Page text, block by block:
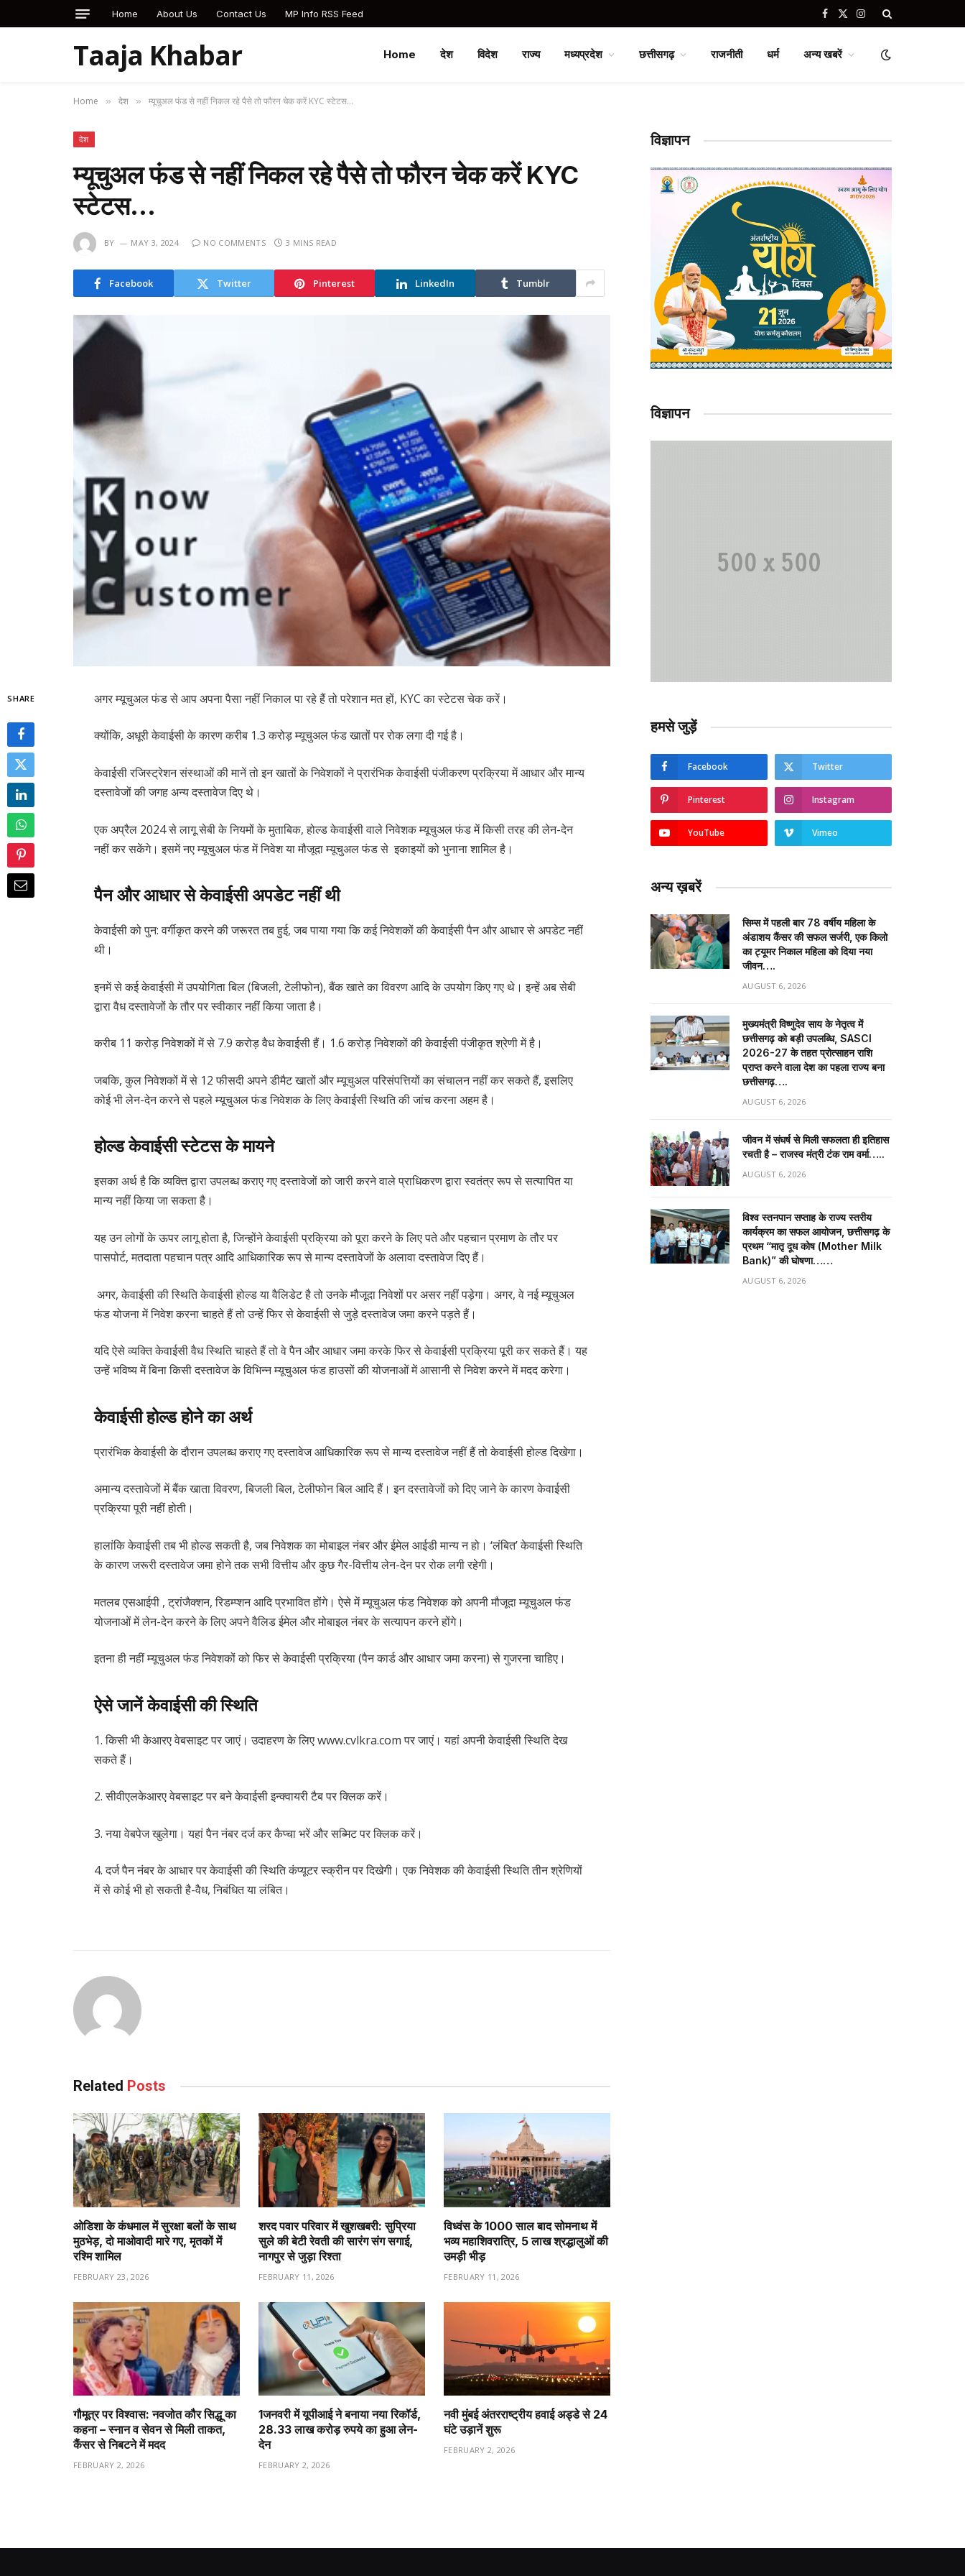
Home About Us Contact Us MP Info RSS Feed Facebook
X
Instagram
Taaja Khabar Home देश विदेश राज्य मध्यप्रदेश छत्तीसगढ़ राजनीती धर्म अन्य खबरें
Home » देश » म्यूचुअल फंड से नहीं निकल रहे पैसे तो फौरन चेक करें KYC स्टेटस…
देश
म्यूचुअल फंड से नहीं निकल रहे पैसे तो फौरन चेक करें KYC
स्टेटस…
BY MAY 3, 2024 NO COMMENTS 3 MINS READ
Facebook Twitter Pinterest LinkedIn Tumblr
SHARE अगर म्यूचुअल फंड से आप अपना पैसा नहीं निकाल पा रहे हैं तो परेशान मत हों, KYC का स्टेटस चेक करें।
क्योंकि, अधूरी केवाईसी के कारण करीब 1.3 करोड़ म्यूचुअल फंड खातों पर रोक लगा दी गई है।
केवाईसी रजिस्ट्रेशन संस्थाओं की मानें तो इन खातों के निवेशकों ने प्रारंभिक केवाईसी पंजीकरण प्रक्रिया में आधार और मान्य
दस्तावेजों की जगह अन्य दस्तावेज दिए थे।
एक अप्रैल 2024 से लागू सेबी के नियमों के मुताबिक, होल्ड केवाईसी वाले निवेशक म्यूचुअल फंड में किसी तरह की लेन-देन
नहीं कर सकेंगे। इसमें नए म्यूचुअल फंड में निवेश या मौजूदा म्यूचुअल फंड से इकाइयों को भुनाना शामिल है।
पैन और आधार से केवाईसी अपडेट नहीं थी
केवाईसी को पुन: वर्गीकृत करने की जरूरत तब हुई, जब पाया गया कि कई निवेशकों की केवाईसी पैन और आधार से अपडेट नहीं
थी।
इनमें से कई केवाईसी में उपयोगिता बिल (बिजली, टेलीफोन), बैंक खाते का विवरण आदि के उपयोग किए गए थे। इन्हें अब सेबी
द्वारा वैध दस्तावेजों के तौर पर स्वीकार नहीं किया जाता है।
करीब 11 करोड़ निवेशकों में से 7.9 करोड़ वैध केवाईसी हैं। 1.6 करोड़ निवेशकों की केवाईसी पंजीकृत श्रेणी में है।
जबकि, कुल निवेशकों में से 12 फीसदी अपने डीमैट खातों और म्यूचुअल परिसंपत्तियों का संचालन नहीं कर सकते हैं, इसलिए
कोई भी लेन-देन करने से पहले म्यूचुअल फंड निवेशक के लिए केवाईसी स्थिति की जांच करना अहम है।
होल्ड केवाईसी स्टेटस के मायने
इसका अर्थ है कि व्यक्ति द्वारा उपलब्ध कराए गए दस्तावेजों को जारी करने वाले प्राधिकरण द्वारा स्वतंत्र रूप से सत्यापित या
मान्य नहीं किया जा सकता है।
यह उन लोगों के ऊपर लागू होता है, जिन्होंने केवाईसी प्रक्रिया को पूरा करने के लिए पते और पहचान प्रमाण के तौर पर
पासपोर्ट, मतदाता पहचान पत्र आदि आधिकारिक रूप से मान्य दस्तावेजों के अलावा दस्तावेज दिए हैं।
अगर, केवाईसी की स्थिति केवाईसी होल्ड या वैलिडेट है तो उनके मौजूदा निवेशों पर असर नहीं पड़ेगा। अगर, वे नई म्यूचुअल
फंड योजना में निवेश करना चाहते हैं तो उन्हें फिर से केवाईसी से जुड़े दस्तावेज जमा करने पड़ते हैं।
यदि ऐसे व्यक्ति केवाईसी वैध स्थिति चाहते हैं तो वे पैन और आधार जमा करके फिर से केवाईसी प्रक्रिया पूरी कर सकते हैं। यह
उन्हें भविष्य में बिना किसी दस्तावेज के विभिन्न म्यूचुअल फंड हाउसों की योजनाओं में आसानी से निवेश करने में मदद करेगा।
केवाईसी होल्ड होने का अर्थ
प्रारंभिक केवाईसी के दौरान उपलब्ध कराए गए दस्तावेज आधिकारिक रूप से मान्य दस्तावेज नहीं हैं तो केवाईसी होल्ड दिखेगा।
अमान्य दस्तावेजों में बैंक खाता विवरण, बिजली बिल, टेलीफोन बिल आदि हैं। इन दस्तावेजों को दिए जाने के कारण केवाईसी
प्रक्रिया पूरी नहीं होती।
हालांकि केवाईसी तब भी होल्ड सकती है, जब निवेशक का मोबाइल नंबर और ईमेल आईडी मान्य न हो। ‘लंबित’ केवाईसी स्थिति
के कारण जरूरी दस्तावेज जमा होने तक सभी वित्तीय और कुछ गैर-वित्तीय लेन-देन पर रोक लगी रहेगी।
मतलब एसआईपी , ट्रांजैक्शन, रिडम्प्शन आदि प्रभावित होंगे। ऐसे में म्यूचुअल फंड निवेशक को अपनी मौजूदा म्यूचुअल फंड
योजनाओं में लेन-देन करने के लिए अपने वैलिड ईमेल और मोबाइल नंबर के सत्यापन करने होंगे।
इतना ही नहीं म्यूचुअल फंड निवेशकों को फिर से केवाईसी प्रक्रिया (पैन कार्ड और आधार जमा करना) से गुजरना चाहिए।
ऐसे जानें केवाईसी की स्थिति
1. किसी भी केआरए वेबसाइट पर जाएं। उदाहरण के लिए www.cvlkra.com पर जाएं। यहां अपनी केवाईसी स्थिति देख
सकते हैं।
2. सीवीएलकेआरए वेबसाइट पर बने केवाईसी इन्क्वायरी टैब पर क्लिक करें।
3. नया वेबपेज खुलेगा। यहां पैन नंबर दर्ज कर कैप्चा भरें और सब्मिट पर क्लिक करें।
4. दर्ज पैन नंबर के आधार पर केवाईसी की स्थिति कंप्यूटर स्क्रीन पर दिखेगी। एक निवेशक की केवाईसी स्थिति तीन श्रेणियों
में से कोई भी हो सकती है-वैध, निबंधित या लंबित।
Related Posts
ओडिशा के कंधमाल में सुरक्षा बलों के साथ
मुठभेड़, दो माओवादी मारे गए, मृतकों में
रश्मि शामिल
FEBRUARY 23, 2026
शरद पवार परिवार में खुशखबरी: सुप्रिया
सुले की बेटी रेवती की सारंग संग सगाई,
नागपुर से जुड़ा रिश्ता
FEBRUARY 11, 2026
विध्वंस के 1000 साल बाद सोमनाथ में
भव्य महाशिवरात्रि, 5 लाख श्रद्धालुओं की
उमड़ी भीड़
FEBRUARY 11, 2026
गौमूत्र पर विश्वास: नवजोत कौर सिद्धू का
कहना – स्नान व सेवन से मिली ताकत,
कैंसर से निबटने में मदद
FEBRUARY 2, 2026
1️जनवरी में यूपीआई ने बनाया नया रिकॉर्ड,
28.33 लाख करोड़ रुपये का हुआ लेन-
देन
FEBRUARY 2, 2026
नवी मुंबई अंतरराष्ट्रीय हवाई अड्डे से 24
घंटे उड़ानें शुरू
FEBRUARY 2, 2026
विज्ञापन
विज्ञापन
हमसे जुड़ें
Facebook Twitter
Pinterest Instagram
YouTube Vimeo
अन्य ख़बरें
सिम्स में पहली बार 78 वर्षीय महिला के
अंडाशय कैंसर की सफल सर्जरी, एक किलो
का ट्यूमर निकाल महिला को दिया नया
जीवन….
AUGUST 6, 2026
मुख्यमंत्री विष्णुदेव साय के नेतृत्व में
छत्तीसगढ़ को बड़ी उपलब्धि, SASCI
2026-27 के तहत प्रोत्साहन राशि
प्राप्त करने वाला देश का पहला राज्य बना
छत्तीसगढ़….
AUGUST 6, 2026
जीवन में संघर्ष से मिली सफलता ही इतिहास
रचती है – राजस्व मंत्री टंक राम वर्मा…..
AUGUST 6, 2026
विश्व स्तनपान सप्ताह के राज्य स्तरीय
कार्यक्रम का सफल आयोजन, छत्तीसगढ़ के
प्रथम “मातृ दूध कोष (Mother Milk
Bank)” की घोषणा……
AUGUST 6, 2026